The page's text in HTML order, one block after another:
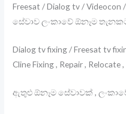
Freesat / Dialog tv / Videocon
සේවාව ලංකාවේ ඕනෑම
Dialog tv fixing / Freesat tv
Cline Fixing , Repair , Relocate
ඇතුළු ඕනෑම සේවාවක් ,